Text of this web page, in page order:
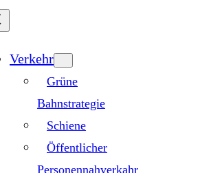
Verkehr
Grüne
Bahnstrategie
Schiene
Öffentlicher
Personennahverkahr